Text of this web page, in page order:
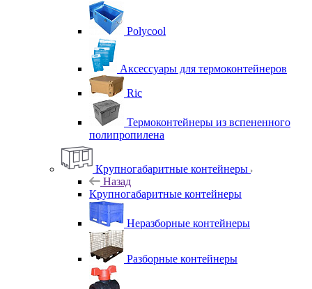
Polycool
Аксессуары для термоконтейнеров
Ric
Термоконтейнеры из вспененного
полипропилена
Крупногабаритные контейнеры
Назад
Крупногабаритные контейнеры
Неразборные контейнеры
Разборные контейнеры